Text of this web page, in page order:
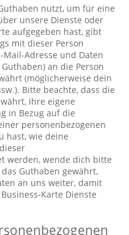
nutzt, um für eine
unsere Dienste oder
aufgegeben hast, gibt
mit dieser Person
Mail-Adresse und Daten
an die Person
(möglicherweise dein
Bitte beachte, dass die
ihre eigene
in Bezug auf die
personenbezogenen
hast, wie deine
werden, wende dich bitte
Guthaben gewährt,
an uns weiter, damit
Karte Dienste